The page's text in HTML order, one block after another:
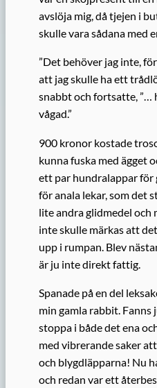
avslöja mig, då tjejen i
skulle vara sådana med
”Det behöver jag inte,
att jag skulle ha ett
snabbt och fortsatte, ”…
vågad.”
900 kronor kostade
kunna fuska med ägget
ett par hundralappar för
för anala lekar, som det
lite andra glidmedel och
inte skulle märkas att
upp i rumpan. Blev
är ju inte direkt fattig.
Spanade på en del
min gamla rabbit. Fanns
stoppa i både det ena
med vibrerande saker
och blygdläpparna! Nu
och redan var ett